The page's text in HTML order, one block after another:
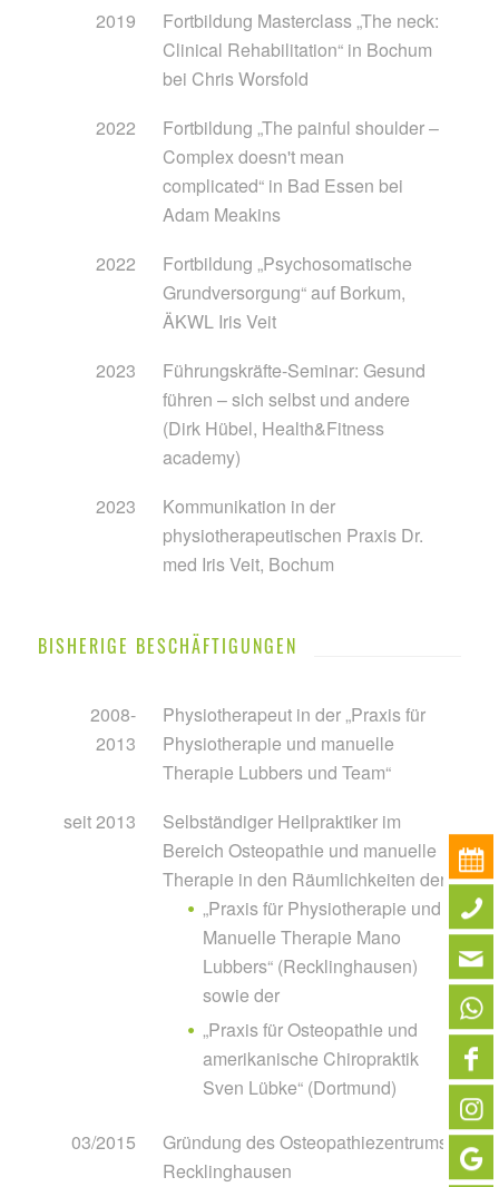
2019
Fortbildung Masterclass „The neck:
Clinical Rehabilitation“ in Bochum
bei Chris Worsfold
2022
Fortbildung „The painful shoulder –
Complex doesn't mean
complicated“ in Bad Essen bei
Adam Meakins
2022
Fortbildung „Psychosomatische
Grundversorgung“ auf Borkum,
ÄKWL Iris Veit
2023
Führungskräfte-Seminar: Gesund
führen – sich selbst und andere
(Dirk Hübel, Health&Fitness
academy)
2023
Kommunikation in der
physiotherapeutischen Praxis Dr.
med Iris Veit, Bochum
BISHERIGE BESCHÄFTIGUNGEN
2008-
2013
Physiotherapeut in der „Praxis für
Physiotherapie und manuelle
Therapie Lubbers und Team“
seit 2013
Selbständiger Heilpraktiker im
Bereich Osteopathie und manuelle
Therapie in den Räumlichkeiten der
„Praxis für Physiotherapie und
Manuelle Therapie Mano
Lubbers“ (Recklinghausen)
sowie der
„Praxis für Osteopathie und
amerikanische Chiropraktik
Sven Lübke“ (Dortmund)
03/2015
Gründung des Osteopathiezentrums
Recklinghausen